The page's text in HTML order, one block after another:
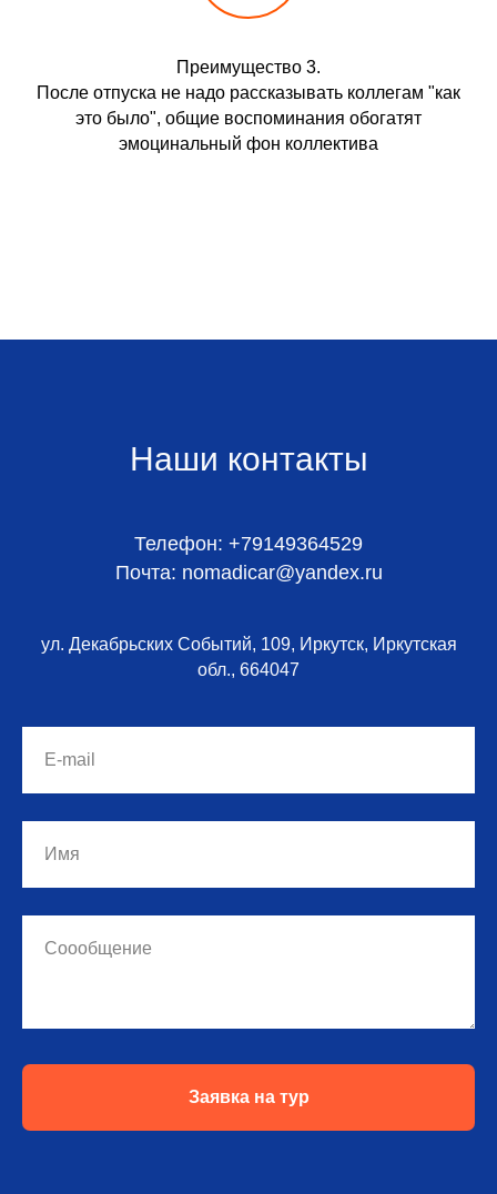
Преимущество 3.
После отпуска не надо рассказывать коллегам "как
это было", общие воспоминания обогатят
эмоцинальный фон коллектива
Наши контакты
Телефон: +79149364529
Почта: nomadicar@yandex.ru
ул. Декабрьских Событий, 109, Иркутск, Иркутская
обл., 664047
E-mail
Имя
Соообщение
Заявка на тур